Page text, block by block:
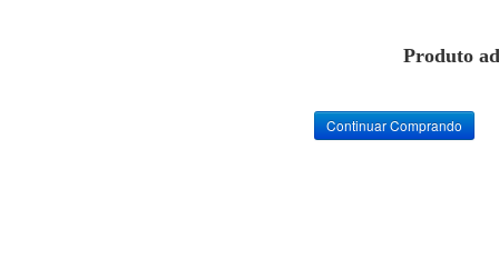
Produto
Continuar Comprando